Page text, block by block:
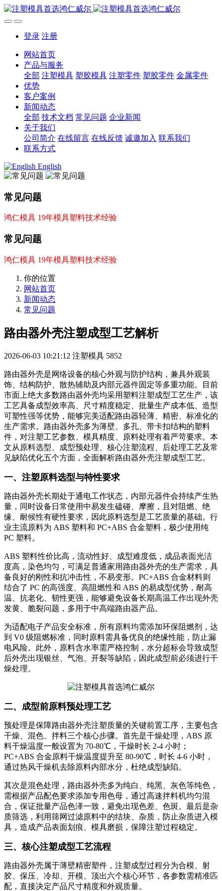
登录 注册
网站首页
产品与服务
全部 注塑模具 塑胶模具 注塑零件 塑胶零件 金属零件
优势
客户案例
新闻动态
全部 技术文档 常见问题 企业新闻
关于我们
公司简介 在线留言 在线反馈 诚邀加入 联系我们
联系方式
English
常见问题
鸿仁模具 19年模具塑料技术经验
常见问题
鸿仁模具 19年模具塑料技术经验
你的位置
网站首页
新闻动态
常见问题
路由器外壳注塑成型工艺解析
2026-06-03 10:21:12 注塑模具 5852
路由器外壳是网络设备的核心外观与防护结构，兼具外观装
饰、结构防护、散热辅助及内部元器件固定等多重功能。目前
市面上绝大多数路由器外壳均采用塑料注塑成型工艺生产，该
工艺具备成型效率高、尺寸精度稳定、批量生产成本低、造型
可塑性强等优势，能够完美适配路由器轻薄、精密、标准化的
生产需求。路由器外壳多为薄壁、多孔、带卡扣结构的塑料
件，对注塑工艺参数、模具精度、原料处理有着严苛要求。本
文从原料选型、成型预处理、核心注塑流程、后处理工艺及常
见缺陷优化五个方面，全面解析路由器外壳注塑成型工艺。
一、注塑原料选型与特性要求
路由器外壳长期处于通电工作状态，内部元器件会持续产生热
量，同时设备日常使用中易发生磕碰、摩擦，且对阻燃、绝
缘、耐候性有硬性要求，因此原料选型是工艺质量的基础。行
业主流原料为 ABS 塑料和 PC+ABS 合金塑料，极少使用纯
PC 塑料。
ABS 塑料性价比高，流动性好、成型难度低，成品表面光洁
度高，染色均匀，可满足普通家用路由器外壳的生产需求，具
备良好的刚性和抗冲击性，不易变形。PC+ABS 合金材料则
结合了 PC 的高强度、高阻燃性和 ABS 的易成型优势，耐高
温、抗老化、韧性更强，能够避免设备长期高温工作出现外壳
发黄、脆裂问题，多用于中高端路由器产品。
为适配电子产品安全标准，所有原料均需添加环保阻燃剂，达
到 V0 级阻燃标准，同时原料需具备优良的绝缘性能，防止漏
电风险。此外，原料含水率需严格控制，水分超标会导致成型
后外壳出现银丝、气泡、开裂等缺陷，因此成型前必须进行干
燥处理。
二、成型前原料预处理工艺
预处理是保障路由器外壳注塑质量的关键前置工序，主要包含
干燥、混色、拌料三个核心步骤。首先是干燥处理，ABS 原
料干燥温度一般设置为 70-80℃，干燥时长 2-4 小时；
PC+ABS 合金原料干燥温度提升至 80-90℃，时长 4-6 小时，
通过热风干燥机去除原料内部水分，杜绝成型缺陷。
其次是混色处理，路由器外壳多为纯白、纯黑、灰色等纯色，
需根据产品配色要求添加专用色母，通过高速拌料机均匀混
合，保证批量产品色泽一致，避免出现色差、色斑。最后是杂
质筛选，利用筛网过滤原料中的结块、杂质，防止杂质进入模
具，造成产品表面划痕、模具磨损，保障注塑过程稳定。
三、核心注塑成型工艺流程
路由器外壳属于薄壁精密塑件，注塑成型过程分为合模、射
胶、保压、冷却、开模、顶出六个核心环节，各参数需精准匹
配，直接决定产品尺寸精度和外观质量。